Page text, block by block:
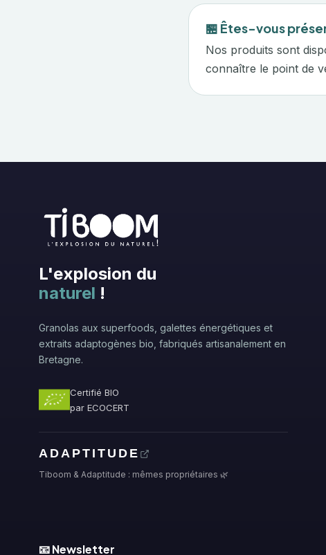
🏪 Êtes-vous
Nos produits sont
connaître le point de
L'explosion du
naturel !
Granolas aux superfoods, galettes énergétiques et
extraits adaptogènes bio, fabriqués artisanalement en
Bretagne.
Certifié BIO
par ECOCERT
ADAPTITUDE
Tiboom & Adaptitude : mêmes propriétaires 🌿
📧 Newsletter